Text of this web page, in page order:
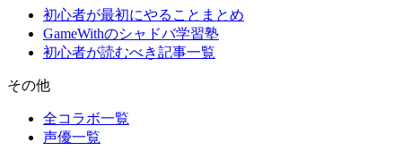
初心者が最初にやることまとめ
GameWithのシャドバ学習塾
初心者が読むべき記事一覧
その他
全コラボ一覧
声優一覧